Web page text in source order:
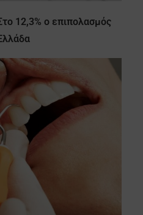
12,3% ο επιπολασμός